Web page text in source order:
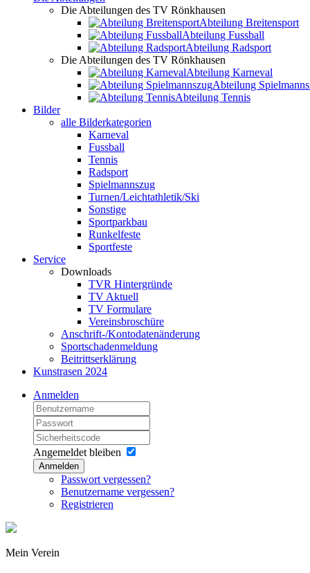
Die Abteilungen des TV Rönkhausen
Abteilung Breitensport
Abteilung Fussball
Abteilung Radsport
Die Abteilungen des TV Rönkhausen
Abteilung Karneval
Abteilung
Abteilung Tennis
Bilder
alle Bilderkategorien
Karneval
Fussball
Tennis
Radsport
Spielmannszug
Turnen/Leichtathletik/Ski
Sonstige
Sportparkbau
Runkelfeste
Sportfeste
Service
Downloads
TVR Hintergründe
TV Aktuell
TV Formulare
Vereinsbroschüre
Anschrift-/Kontodatenänderung
Sportschadenmeldung
Beitrittserklärung
Kunstrasen 2024
Anmelden
Angemeldet bleiben
Anmelden
Passwort vergessen?
Benutzername vergessen?
Registrieren
Mein Verein